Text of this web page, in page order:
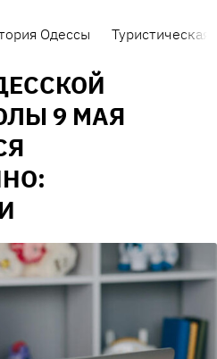
Одессы Туристическая
9 МАЯ